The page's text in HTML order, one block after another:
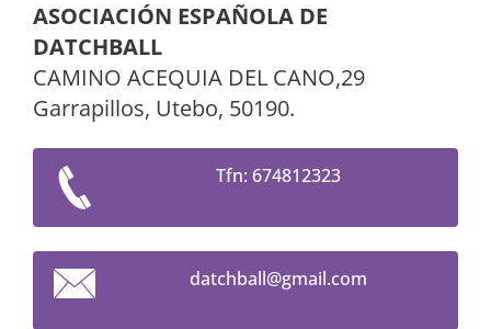
ASOCIACIÓN ESPAÑOLA DE
DATCHBALL
CAMINO ACEQUIA DEL CANO,29
Garrapillos, Utebo, 50190.
Tfn: 674812323
datchball@gmail.com